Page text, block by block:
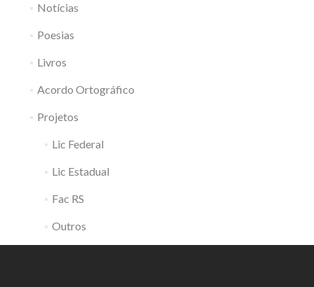
Notícias
Poesias
Livros
Acordo Ortográfico
Projetos
Lic Federal
Lic Estadual
Fac RS
Outros